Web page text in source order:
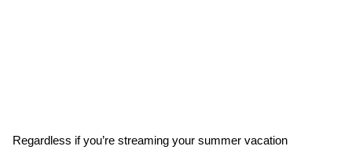
Regardless if you’re streaming your summer vacation